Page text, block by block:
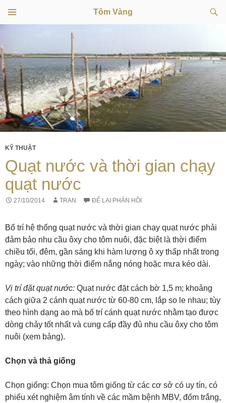
Tôm Vàng
kiếm
NỘI
DUNG
KỸ THUẬT
Quạt nước và thời gian chạy
quạt nước
27/10/2014 TRAN ĐỂ LẠI PHẢN HỒI
Bố trí hệ thống quạt nước và thời gian chạy quạt nước phải
đảm bảo nhu cầu ôxy cho tôm nuôi, đặc biệt là thời điểm
chiều tối, đêm, gần sáng khi hàm lượng ô xy thấp nhất trong
ngày; vào những thời điểm nắng nóng hoặc mưa kéo dài.
Vị trí đặt quạt nước: Quạt nước đặt cách bờ 1,5 m; khoảng
cách giữa 2 cánh quạt nước từ 60-80 cm, lắp so le nhau; tùy
theo hình dạng ao mà bố trí cánh quạt nước nhằm tạo được
dòng chảy tốt nhất và cung cấp đầy đủ nhu cầu ôxy cho tôm
nuôi (xem bảng).
Chọn và thả giống
Chọn giống: Chọn mua tôm giống từ các cơ sở có uy tín, có
phiếu xét nghiệm âm tính về các mầm bệnh MBV, đốm trắng,